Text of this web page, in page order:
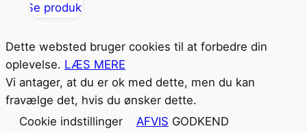
Se produkt
Dette websted bruger cookies til at forbedre din
oplevelse. LÆS MERE
Vi antager, at du er ok med dette, men du kan
fravælge det, hvis du ønsker dette.
Cookie indstillinger
AFVIS GODKEND